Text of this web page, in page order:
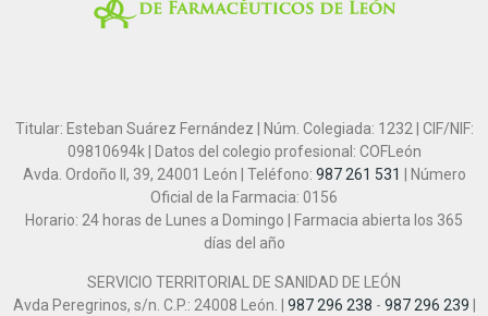
Titular: Esteban Suárez Fernández | Núm. Colegiada: 1232 | CIF/NIF:
09810694k | Datos del colegio profesional: COFLeón
Avda. Ordoño II, 39, 24001 León | Teléfono: 987 261 531
| Número
Oficial de la Farmacia: 0156
Horario: 24 horas de Lunes a Domingo | Farmacia abierta los 365
días del año
SERVICIO TERRITORIAL DE SANIDAD DE LEÓN
Avda Peregrinos, s/n. C.P.: 24008 León. | 987 296 238 - 987 296 239